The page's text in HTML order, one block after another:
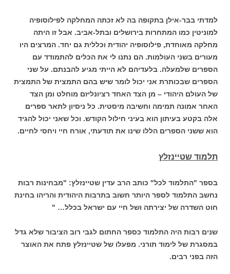
למדתי בבר-אילן בתקופה בה לא זכתה המחלקה לפילוסופיה
למוניטין כמו המתחרות בירושלים ובתל-אביב. אבל זו היתה
מחלקה מאוחדת, פילוסופיה יהודית וכללית גם יחד. המרצים היו
מעורים בשני העולמות. הם נתנו לי את הכלים להתמודד עם
הספרים שלמעלה. בלעדיהם לא הייתי מגיע להבנתם. על שני
הספרים שבכותרת אני יכול לומר שיש בהם התמצית של התמצית
של העולם היהודי – מן הצד האחד רציונליזם מוחלט ומן הצד
האחר אמונה תמימה וחשיבה מיסטית. כל ניסיון לתאר ספרים
אלה בקטע בעיתון הוא בעיני חילול הקודש. וכל שאני יכול להגיד
הוא ששני הספרים הללו שינו את תודעתי, אורח חיי ויחסי לחיים.
תלמוד שטיינזלץ
בספר "התלמוד לכל" כותב הרב עדין שטיינזלץ: "מבחינות רבות
נחשב התלמוד לספר היותר חשוב בתרבות היהודית והריהו בחינת
חוט השדרה של יצירתה ושל חיי עם ישראל בכלל… "
שנים רבות היה התלמוד כספר החתום לגבי רוב הציבור שלא גדל
במסגרת של לימוד תורני. מפעלו של שטיינזלץ פתח את האוצר
הזה בפני רבים.